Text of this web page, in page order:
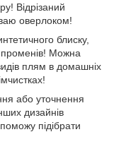
Відрізаний
оверлоком!
блиску,
променів! Можна
плям в домашніх
або уточнення
дизайнів
підібрати